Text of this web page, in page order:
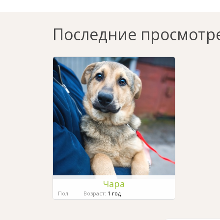
Последние
Чара
Пол: Возраст: 1 год